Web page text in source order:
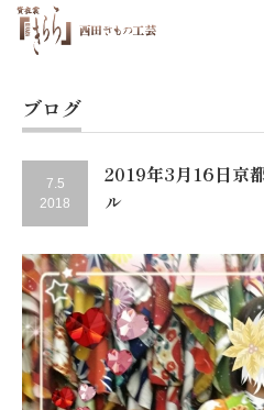
ブログ
7.5
2018
2019年3月16日京
ル